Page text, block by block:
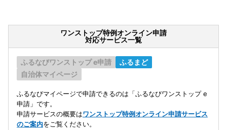
ワンストップ特例オンライン申請
対応サービス一覧
ふるなびワンストップ e申請
ふるまど
自治体マイページ
ふるなびマイページで申請できるのは「ふるなびワンストップ e
申請」です。
申請サービスの概要はワンストップ特例オンライン申請サービス
のご案内をご覧ください。